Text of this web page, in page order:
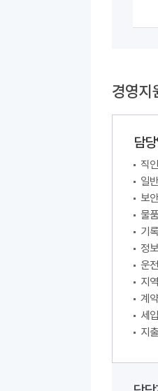
경영지
담
직
일
보
물
기
정
운
지
계
세
지